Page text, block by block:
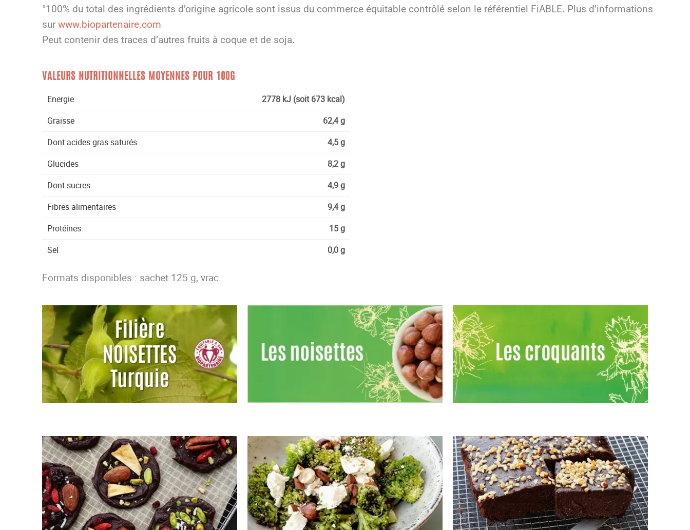
°100% du total des ingrédients d’origine agricole sont issus du commerce équitable contrôlé selon le référentiel FiABLE. Plus d’informations
sur www.biopartenaire.com
Peut contenir des traces d’autres fruits à coque et de soja.
VALEURS NUTRITIONNELLES MOYENNES POUR 100G
Energie
2778 kJ (soit 673 kcal)
Graisse
62,4 g
Dont acides gras saturés
4,5 g
Glucides
8,2 g
Dont sucres
4,9 g
Fibres alimentaires
9,4 g
Protéines
15 g
Sel
0,0 g
Formats disponibles : sachet 125 g, vrac.